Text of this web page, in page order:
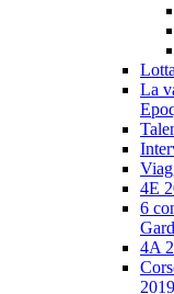
La
4E
6
4A
2019